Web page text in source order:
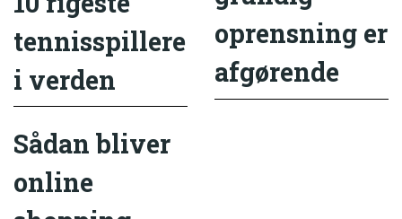
tennisspillere
i verden
oprensning er
afgørende
Sådan bliver
online